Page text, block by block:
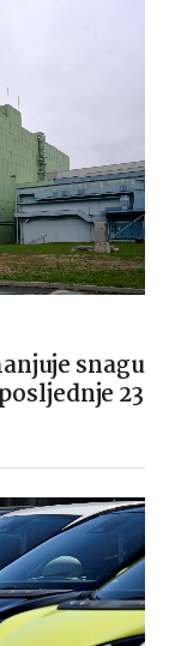
snagu
23